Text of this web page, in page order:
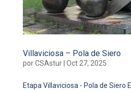
Villaviciosa – Pola de Siero
porCSAstur| Oct 27, 2025
Etapa Villaviciosa - Pola de Siero